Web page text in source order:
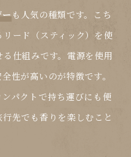
も人気の種類です。こち
ード（スティック）を使
仕組みです。電源を使用
性が高いのが特徴です。
パクトで持ち運びにも便
先でも香りを楽しむこと